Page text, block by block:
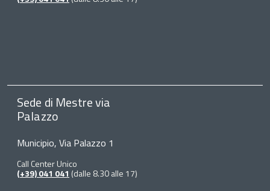
Sede di Mestre via
Palazzo
Municipio, Via Palazzo 1
Call Center Unico
(+39) 041 041 (dalle 8.30 alle 17)